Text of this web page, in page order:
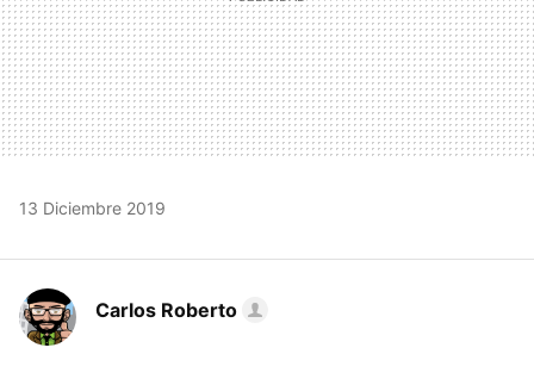
13 Diciembre 2019
Carlos Roberto